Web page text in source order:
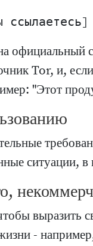
официальный
Tor, и,
"Этот
ситуации,
выразить
-